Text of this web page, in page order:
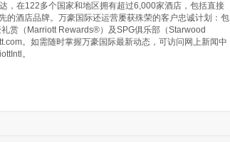
，在122多个国家和地区拥有超过6,000家酒店，包括直接
的酒店品牌。万豪国际还运营屡获殊荣的客户忠诚计划：包
赏（Marriott Rewards®）及SPG俱乐部（Starwood
。如需随时掌握万豪国际最新动态，可访问网上新闻中
。